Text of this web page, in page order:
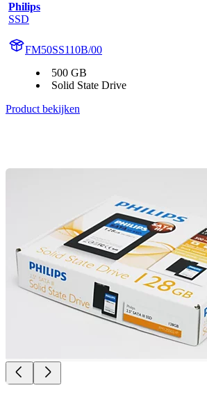
Philips
SSD
FM50SS110B/00
500 GB
Solid State Drive
Product bekijken